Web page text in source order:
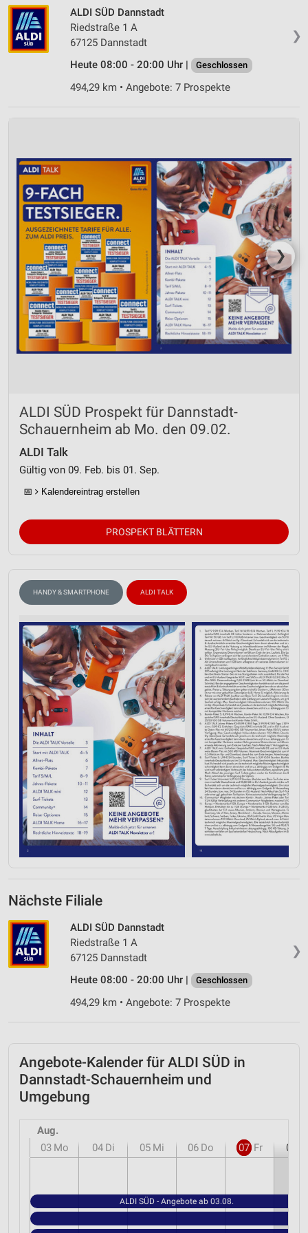
❯
ALDI SÜD Dannstadt
Riedstraße 1 A
67125 Dannstadt
Heute 08:00 - 20:00 Uhr |
Geschlossen
494,29 km • Angebote: 7 Prospekte
❯
ALDI SÜD Prospekt für Dannstadt-
Schauernheim ab Mo. den 09.02.
ALDI Talk
Gültig von 09. Feb. bis 01. Sep.
📅 Kalendereintrag erstellen
PROSPEKT BLÄTTERN
HANDY & SMARTPHONE ALDI TALK
Nächste Filiale
❯
ALDI SÜD Dannstadt
Riedstraße 1 A
67125 Dannstadt
Heute 08:00 - 20:00 Uhr |
Geschlossen
494,29 km • Angebote: 7 Prospekte
Angebote-Kalender für ALDI SÜD in
Dannstadt-Schauernheim und
Umgebung
Aug.
03 Mo 04 Di 05 Mi 06 Do 07 Fr 08
ALDI SÜD - Angebote ab 03.08.
Verwendung reduzierter Daten zur Auswahl von
Inhalten
IAB-Besonderheiten:
Verwendung genauer Standortdaten
Geräte anhand von aktiv angeforderten
Performance
Funktional
Werbung